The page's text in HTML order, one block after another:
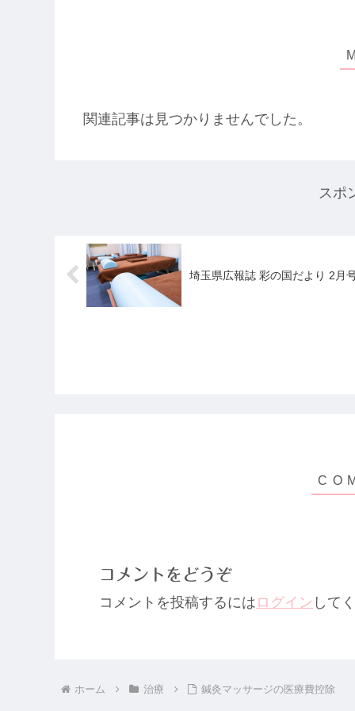
関連記事は見つかりませんでした。
スポ
埼玉県広報誌 彩の国だより 2月
コメントをどうぞ
コメントを投稿するには ログイン して
ホーム 治療 鍼灸マッサージの医療費控除